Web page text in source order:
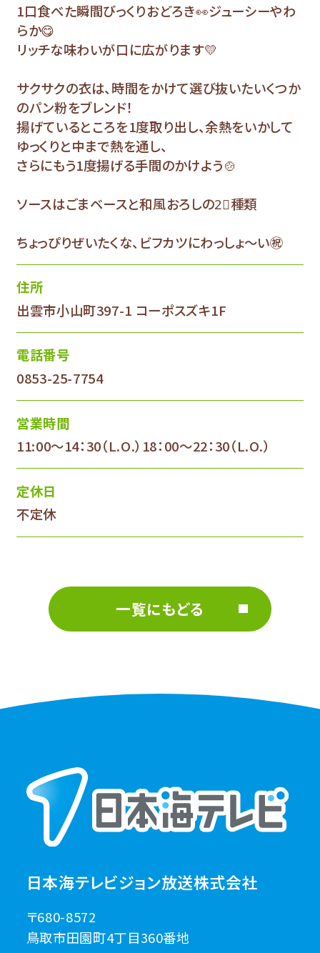
1口食べた瞬間びっくりおどろき👀ジューシーやわ
らか😋
リッチな味わいが口に広がります💛
サクサクの衣は、時間をかけて選び抜いたいくつか
のパン粉をブレンド！
揚げているところを1度取り出し、余熱をいかして
ゆっくりと中まで熱を通し、
さらにもう1度揚げる手間のかけよう🍲
ソースはごまベースと和風おろしの2⃣種類
ちょっぴりぜいたくな、ビフカツにわっしょ～い㊗
住所
出雲市小山町397-1 コーポスズキ1F
電話番号
0853-25-7754
営業時間
11:00～14：30（L.O.）18：00～22：30（L.O.）
定休日
不定休
一覧にもどる
日本海テレビジョン放送株式会社
〒680-8572
鳥取市田園町4丁目360番地